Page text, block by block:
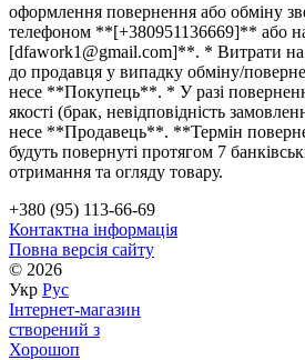
оформлення повернення або обміну
телефоном **[+380951136669]** або
[dfawork1@gmail.com]**. * Витрати на
до продавця у випадку обміну/
несе **Покупець**. * У разі
якості (брак, невідповідність
несе **Продавець**. **Термін
будуть повернуті протягом 7
отримання та огляду товару.
+380 (95) 113-66-69
Контактна інформація
Повна версія сайту
© 2026
Укр Рус
Інтернет-магазин
створений з
Хорошоп